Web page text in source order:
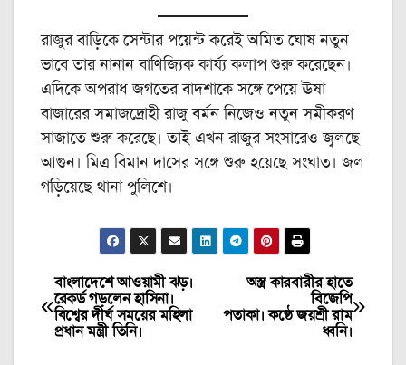
রাজুর বাড়িকে সেন্টার পয়েন্ট করেই অমিত ঘোষ নতুন
ভাবে তার নানান বাণিজ্যিক কার্য্য কলাপ শুরু করেছেন।
এদিকে অপরাধ জগতের বাদশাকে সঙ্গে পেয়ে ঊষা
বাজারের সমাজদ্রোহী রাজু বর্মন নিজেও নতুন সমীকরণ
সাজাতে শুরু করেছে। তাই এখন রাজুর সংসারেও জ্বলছে
আগুন। মিত্র বিমান দাসের সঙ্গে শুরু হয়েছে সংঘাত। জল
গড়িয়েছে থানা পুলিশে।
Post
navigation
অস্ত্র কারবারীর হাতে
বিজেপি
পতাকা। কণ্ঠে জয়শ্রী রাম
ধ্বনি।
বাংলাদেশে আওয়ামী ঝড়।
রেকর্ড গড়লেন হাসিনা।
বিশ্বের দীর্ঘ সময়ের মহিলা
প্রধান মন্ত্রী তিনি।